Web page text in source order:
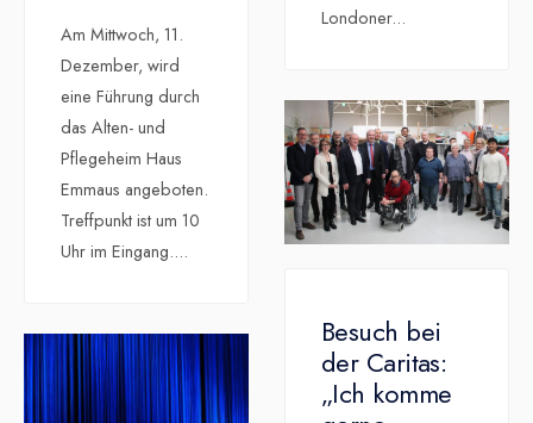
Londoner...
Am Mittwoch, 11.
Dezember, wird
eine Führung durch
das Alten- und
Pflegeheim Haus
Emmaus angeboten.
Treffpunkt ist um 10
Uhr im Eingang....
Besuch bei
der Caritas:
„Ich komme